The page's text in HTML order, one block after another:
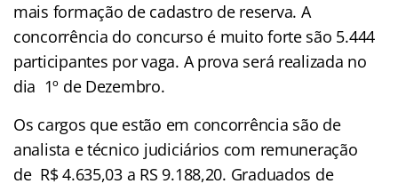
mais formação de cadastro de reserva. A
concorrência do concurso é muito forte são 5.444
participantes por vaga. A prova será realizada no
dia 1º de Dezembro.
Os cargos que estão em concorrência são de
analista e técnico judiciários com remuneração
de R$ 4.635,03 a RS 9.188,20. Graduados de